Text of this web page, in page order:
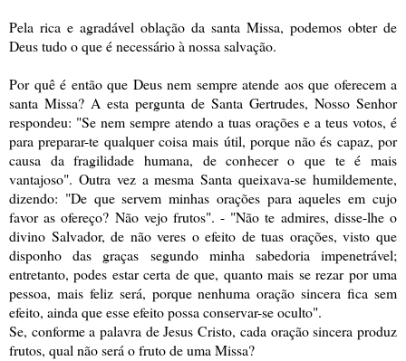
Pela rica e agradável oblação da santa Missa, podemos obter de
Deus tudo o que é necessário à nossa salvação.
Por quê é então que Deus nem sempre atende aos que oferecem a
santa Missa? A esta pergunta de Santa Gertrudes, Nosso Senhor
respondeu: "Se nem sempre atendo a tuas orações e a teus votos, é
para preparar-te qualquer coisa mais útil, porque não és capaz, por
causa da fragilidade humana, de conhecer o que te é mais
vantajoso". Outra vez a mesma Santa queixava-se humildemente,
dizendo: "De que servem minhas orações para aqueles em cujo
favor as ofereço? Não vejo frutos". - "Não te admires, disse-lhe o
divino Salvador, de não veres o efeito de tuas orações, visto que
disponho das graças segundo minha sabedoria impenetrável;
entretanto, podes estar certa de que, quanto mais se rezar por uma
pessoa, mais feliz será, porque nenhuma oração sincera fica sem
efeito, ainda que esse efeito possa conservar-se oculto".
Se, conforme a palavra de Jesus Cristo, cada oração sincera produz
frutos, qual não será o fruto de uma Missa?